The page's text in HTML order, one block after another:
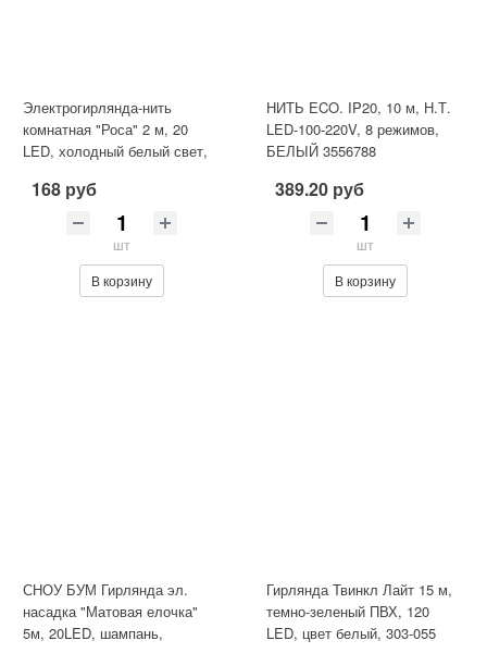
Электрогирлянда-нить
комнатная "Роса" 2 м, 20
LED, холодный белый свет,
СКАЗК
168 руб
шт
В корзину
НИТЬ ECO. IP20, 10 м, Н.Т.
LED-100-220V, 8 режимов,
БЕЛЫЙ 3556788
389.20 руб
шт
В корзину
СНОУ БУМ Гирлянда эл.
насадка "Матовая елочка"
5м, 20LED, шампань,
Гирлянда Твинкл Лайт 15 м,
темно-зеленый ПВХ, 120
LED, цвет белый, 303-055